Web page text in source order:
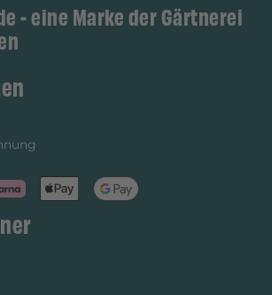
- eine Marke der Gärtnerei